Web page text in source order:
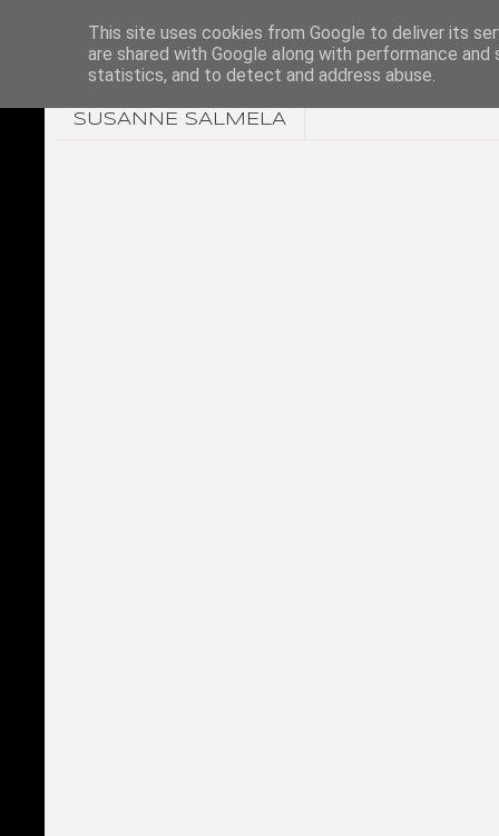
SUSANNE SALMELA
This site uses cookies from Google to deliver its
are shared with Google along with performance
statistics, and to detect and address abuse.